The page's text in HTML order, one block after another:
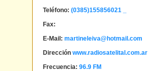
Teléfono: (0385)155856021 _
Fax:
E-Mail: martineleiva@hotmail.com
Dirección www.radiosatelital.com.ar
Frecuencia: 96.9 FM